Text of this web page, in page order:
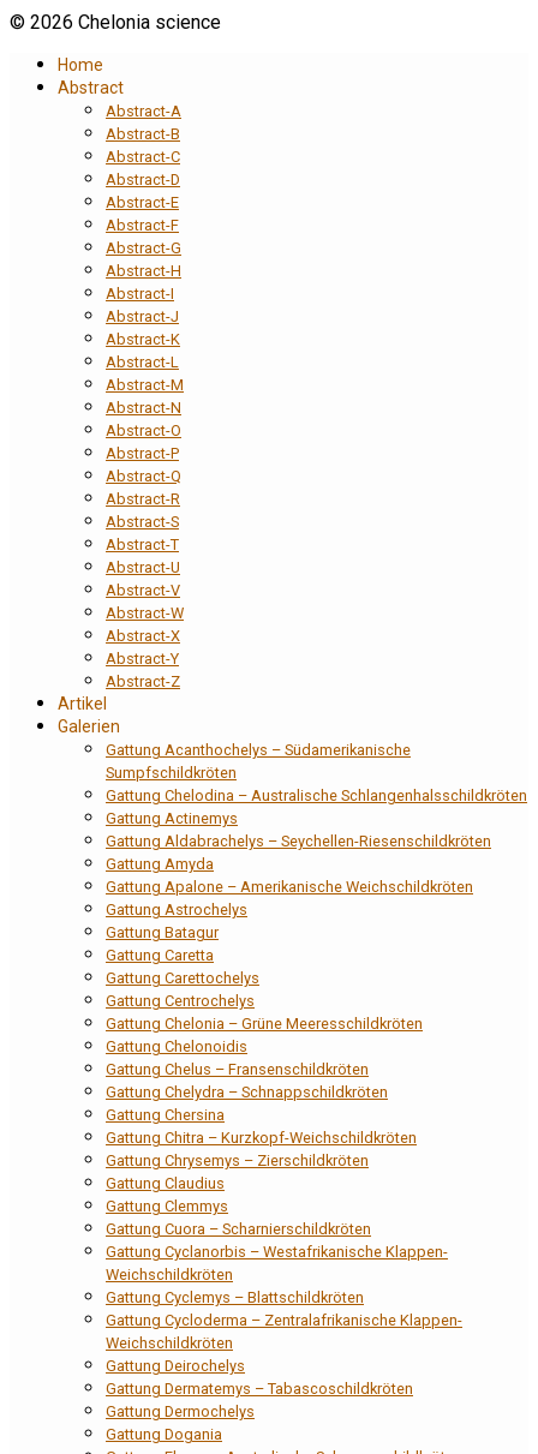
© 2026 Chelonia science
Home
Abstract
Abstract-A
Abstract-B
Abstract-C
Abstract-D
Abstract-E
Abstract-F
Abstract-G
Abstract-H
Abstract-I
Abstract-J
Abstract-K
Abstract-L
Abstract-M
Abstract-N
Abstract-O
Abstract-P
Abstract-Q
Abstract-R
Abstract-S
Abstract-T
Abstract-U
Abstract-V
Abstract-W
Abstract-X
Abstract-Y
Abstract-Z
Artikel
Galerien
Gattung Acanthochelys – Südamerikanische
Sumpfschildkröten
Gattung Chelodina – Australische Schlangenhalsschildkröten
Gattung Actinemys
Gattung Aldabrachelys – Seychellen-Riesenschildkröten
Gattung Amyda
Gattung Apalone – Amerikanische Weichschildkröten
Gattung Astrochelys
Gattung Batagur
Gattung Caretta
Gattung Carettochelys
Gattung Centrochelys
Gattung Chelonia – Grüne Meeresschildkröten
Gattung Chelonoidis
Gattung Chelus – Fransenschildkröten
Gattung Chelydra – Schnappschildkröten
Gattung Chersina
Gattung Chitra – Kurzkopf-Weichschildkröten
Gattung Chrysemys – Zierschildkröten
Gattung Claudius
Gattung Clemmys
Gattung Cuora – Scharnierschildkröten
Gattung Cyclanorbis – Westafrikanische Klappen-
Weichschildkröten
Gattung Cyclemys – Blattschildkröten
Gattung Cycloderma – Zentralafrikanische Klappen-
Weichschildkröten
Gattung Deirochelys
Gattung Dermatemys – Tabascoschildkröten
Gattung Dermochelys
Gattung Dogania